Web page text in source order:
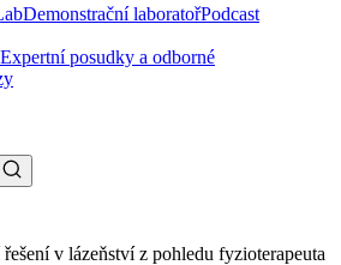
Demonstrační laboratořPodcast
Expertní posudky a odborné